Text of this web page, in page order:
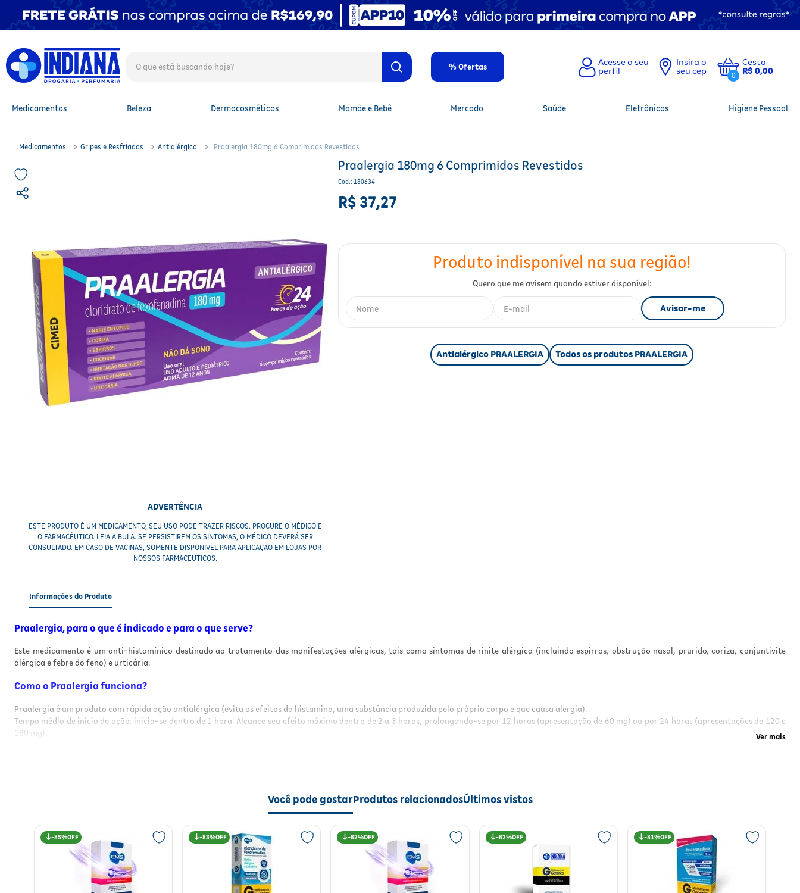
% Ofertas
Insira o
seu cep
0
Cesta
R$ 0,00
Medicamentos Beleza Dermocosméticos Mamãe e Bebê Mercado Saúde Eletrônicos Higiene Pessoal
Medicamentos Gripes e Resfriados Antialérgico Praalergia 180mg 6 Comprimidos Revestidos
ADVERTÊNCIA
ESTE PRODUTO É UM MEDICAMENTO, SEU USO PODE TRAZER RISCOS. PROCURE O MÉDICO E
O FARMACÊUTICO. LEIA A BULA. SE PERSISTIREM OS SINTOMAS, O MÉDICO DEVERÁ SER
CONSULTADO. EM CASO DE VACINAS, SOMENTE DISPONIVEL PARA APLICAÇÃO EM LOJAS POR
NOSSOS FARMACEUTICOS.
Praalergia 180mg 6 Comprimidos Revestidos
Cód.:180634
R$ 37,27
Antialérgico PRAALERGIA Todos os produtos PRAALERGIA
Informações do Produto
Praalergia, para o que é indicado e para o que serve?
Este medicamento é um anti-histamínico destinado ao tratamento das manifestações alérgicas, tais como sintomas de rinite alérgica (incluindo espirros, obstrução nasal, prurido, coriza, conjuntivite
alérgica e febre do feno) e urticária.
Como o Praalergia funciona?
Praalergia é um produto com rápida ação antialérgica (evita os efeitos da histamina, uma substância produzida pelo próprio corpo e que causa alergia).
Tempo médio de início de ação: inicia-se dentro de 1 hora. Alcança seu efeito máximo dentro de 2 a 3 horas, prolongando-se por 12 horas (apresentação de 60 mg) ou por 24 horas (apresentações de 120 e
180 mg).
Exclusivo Suspensão oral: Este medicamento é contraindicado para menores de 2 anos para rinite alérgica sazonal e menores de 6 meses para urticária idiopática crônica. Em crianças abaixo de 6 anos de
idade que apresentam alergias de pele recomenda-se consultar o seu médico, caso os sintomas persistam.
Ver mais
Você pode gostarProdutos relacionadosÚltimos vistos
85% 83% 82% 82% 81%
TERMOS MAIS BUSCADOS
1º
fralda
lenço umedecido
º